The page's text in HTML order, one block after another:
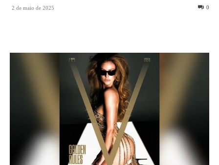
2 de maio de 2025 0